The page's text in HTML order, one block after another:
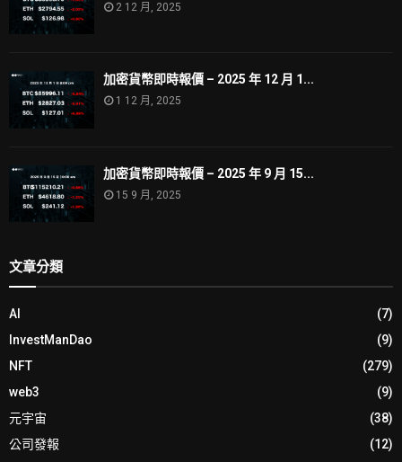
2 12 月, 2025
加密貨幣即時報價 – 2025 年 12 月 1...
1 12 月, 2025
加密貨幣即時報價 – 2025 年 9 月 15...
15 9 月, 2025
文章分類
AI
(7)
InvestManDao
(9)
NFT
(279)
web3
(9)
元宇宙
(38)
公司發報
(12)